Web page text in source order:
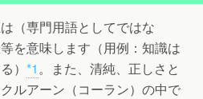
（専門用語としてではな
を意味します（用例：知識は
） *1。また、清純、正しさと
ルアーン（コーラン）の中で